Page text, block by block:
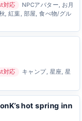
対応
NPCアバター, お月
, 紅葉, 部屋, 食べ物/グル
対応
キャンプ, 星座, 星
hot spring inn